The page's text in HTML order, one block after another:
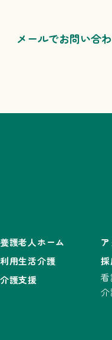
メールでお問い合
護老人ホーム
用生活介護
護支援
採
看
介